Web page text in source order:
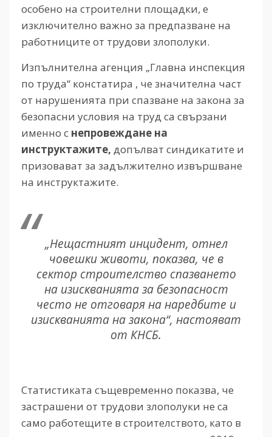
особено на строителни площадки, е
изключително важно за предпазване на
работниците от трудови злополуки.
Изпълнителна агенция „Главна инспекция
по труда“ констатира , че значителна част
от нарушенията при спазване на закона за
безопасни условия на труд са свързани
именно с непровеждане на
инструктажите, допълват синдикатите и
призовават за задължително извършване
на инструктажите.
„Нещастният инцидент, отнел
човешки животи, показва, че в
сектор строителство спазването
на изискванията за безопасност
често не отговаря на наредбите и
изискванията на закона“, настояват
от КНСБ.
Статистиката същевременно показва, че
застрашени от трудови злополуки не са
само работещите в строителството, като в